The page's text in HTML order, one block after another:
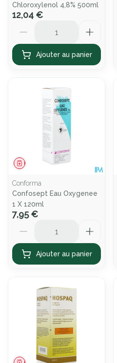
Chloroxylenol 4,8% 500ml
12,04 €
Ajouter au panier
Médicament
Conforma
Confosept Eau Oxygenee
1 X 120ml
7,95 €
Ajouter au panier